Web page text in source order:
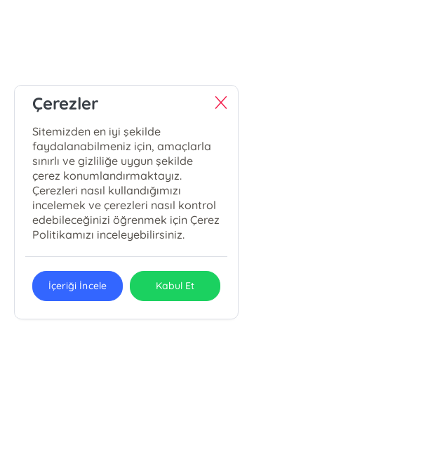
Çerezler
Sitemizden en iyi şekilde
faydalanabilmeniz için, amaçlarla
sınırlı ve gizliliğe uygun şekilde
çerez konumlandırmaktayız.
Çerezleri nasıl kullandığımızı
incelemek ve çerezleri nasıl kontrol
edebileceğinizi öğrenmek için Çerez
Politikamızı inceleyebilirsiniz.
İçeriği İncele Kabul Et